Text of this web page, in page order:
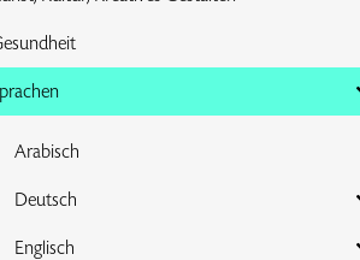
Arabisch
Deutsch
Englisch